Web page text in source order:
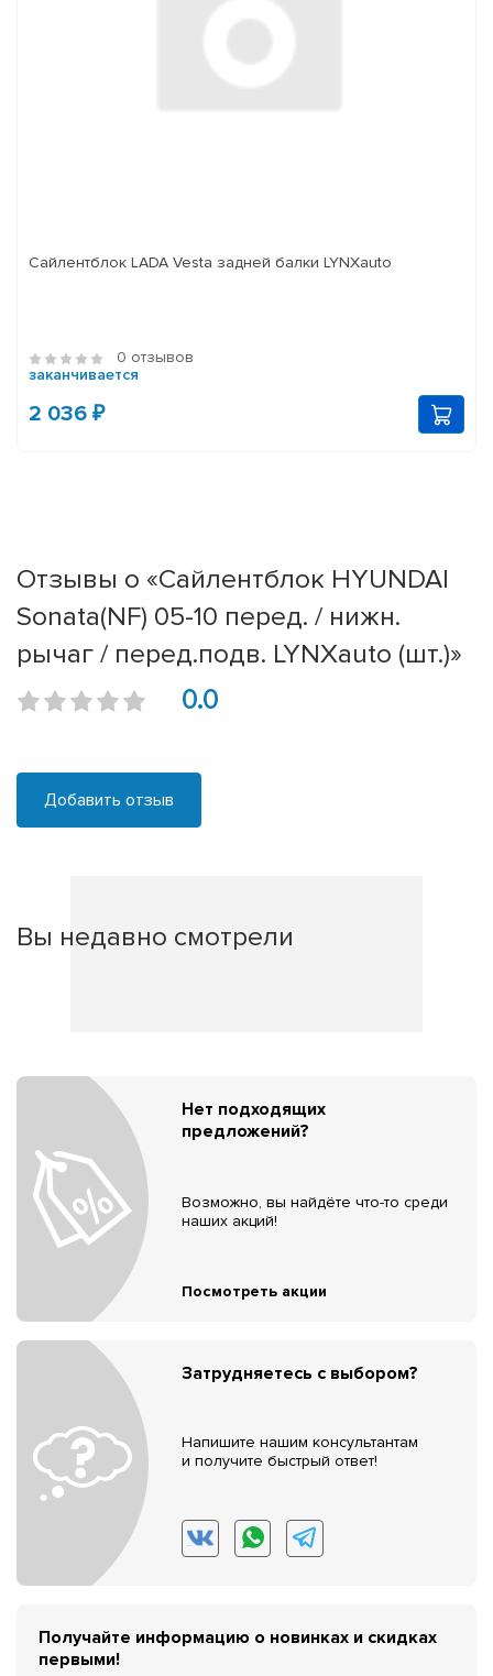
Сайлентблок LADA Vesta задней балки LYNXauto
0 отзывов
заканчивается
2 036 ₽
Отзывы о «Сайлентблок HYUNDAI
Sonata(NF) 05-10 перед. / нижн.
рычаг / перед.подв. LYNXauto (шт.)»
0.0
Добавить отзыв
Вы недавно смотрели
Нет подходящих
предложений?
Возможно, вы найдёте что-то среди
наших акций!
Посмотреть акции
Затрудняетесь с выбором?
Напишите нашим консультантам
и получите быстрый ответ!
Получайте информацию о новинках и скидках
первыми!